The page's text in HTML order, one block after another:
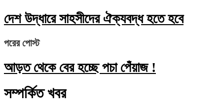
দেশ উদ্ধারে সাহসীদের ঐক্যবদ্ধ হতে হবে
পরের পোস্ট
আড়ত থেকে বের হচ্ছে পচা পেঁয়াজ !
সম্পর্কিত খবর